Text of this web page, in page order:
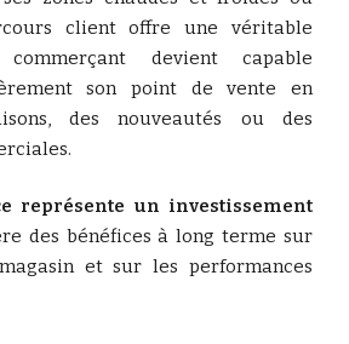
client offre une véritable
devient capable
son point de vente en
des nouveautés ou des
représente un investissement
des bénéfices à long terme sur
et sur les performances